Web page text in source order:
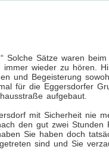
Solche Sätze waren
immer wieder zu hören.
und Begeisterung
für die Eggersdorfer
aufgebaut.
mit Sicherheit nie
den gut zwei Stunden
Sie haben doch
sind und Sie